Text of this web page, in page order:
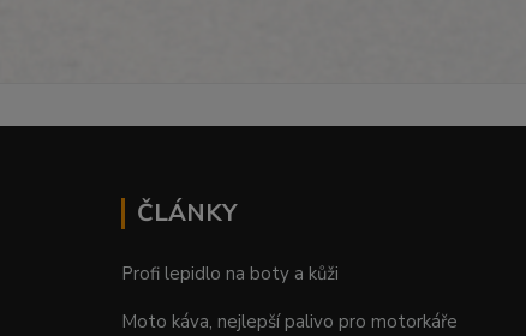
ČLÁNKY
Profi lepidlo na boty a kůži
Moto káva, nejlepší palivo pro motorkáře